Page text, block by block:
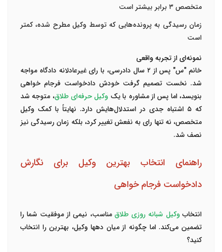
متخصص ۳ برابر بیشتر است
زمان رسیدگی به پرونده‌هایی که توسط وکیل مطرح شده، کمتر
است
نمونه‌ای از تجربه واقعی
خانم "س" پس از ۲ سال دادرسی، با رای غیرعادلانه دادگاه مواجه
شد. نخست تصمیم گرفت خودش دادخواست فرجام خواهی
بنویسد، اما پس از مشاوره با یک وکیل حرفه‌ای طلاق، متوجه شد
که ۵ اشتباه جدی در استدلال‌هایش دارد. نهایتاً با کمک وکیل
متخصص، نه تنها رای به نفعش تغییر کرد، بلکه زمان رسیدگی نیز
نصف شد.
راهنمای انتخاب بهترین وکیل برای نگارش
دادخواست فرجام خواهی
انتخابوکیل شبانه روزی طلاق مناسب، نیمی از موفقیت شما را
تضمین می‌کند. اما چگونه از میان دهها وکیل، بهترین را انتخاب
کنید؟